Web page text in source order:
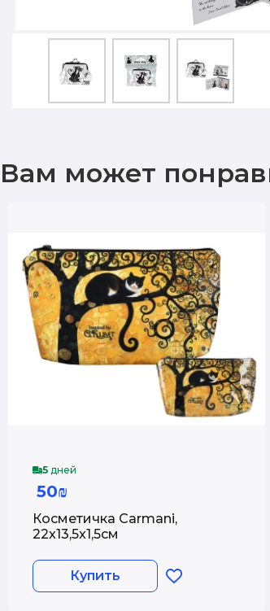
Вам может
5 дней
50₪
Косметичка Carmani,
22x13,5x1,5см
Купить